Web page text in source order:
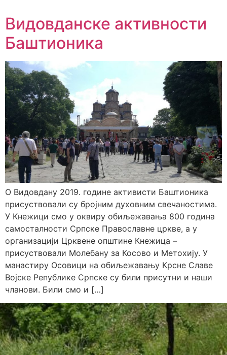
Видовданске активности
Баштионика
О Видовдану 2019. године активисти Баштионика
присуствовали су бројним духовним свечаностима.
У Кнежици смо у оквиру обиљежавања 800 година
самосталности Српске Православне цркве, а у
организацији Црквене општине Кнежица –
присуствовали Молебану за Косово и Метохију. У
манастиру Осовици на обиљежавању Крсне Славе
Војске Републике Српске су били присутни и наши
чланови. Били смо и […]